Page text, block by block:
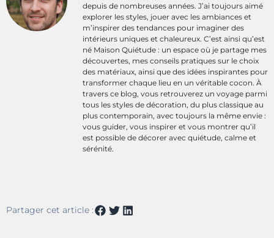
depuis de nombreuses années. J’ai toujours aimé
explorer les styles, jouer avec les ambiances et
m’inspirer des tendances pour imaginer des
intérieurs uniques et chaleureux. C’est ainsi qu’est
né Maison Quiétude : un espace où je partage mes
découvertes, mes conseils pratiques sur le choix
des matériaux, ainsi que des idées inspirantes pour
transformer chaque lieu en un véritable cocon. À
travers ce blog, vous retrouverez un voyage parmi
tous les styles de décoration, du plus classique au
plus contemporain, avec toujours la même envie :
vous guider, vous inspirer et vous montrer qu’il
est possible de décorer avec quiétude, calme et
sérénité.
Partager cet article :